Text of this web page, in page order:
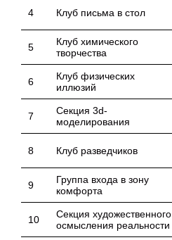
4 Клуб письма в стол
5
Клуб химического
творчества
6
Клуб физических
иллюзий
7
Секция 3d-
моделирования
8 Клуб разведчиков
9
Группа входа в зону
комфорта
10
Секция художественного
осмысления реальности